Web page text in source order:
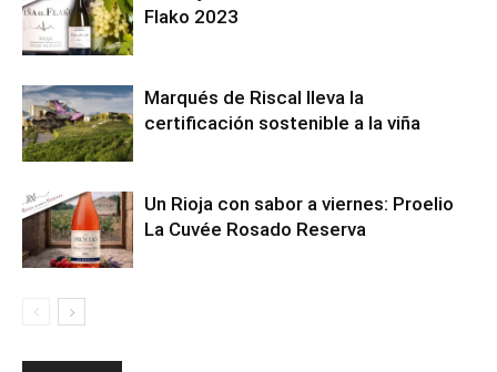
Flako 2023
Marqués de Riscal lleva la
certificación sostenible a la viña
Un Rioja con sabor a viernes: Proelio
La Cuvée Rosado Reserva